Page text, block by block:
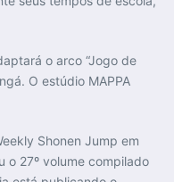
o arco “Jogo de
O estúdio MAPPA
Shonen Jump em
o 27º volume compilado